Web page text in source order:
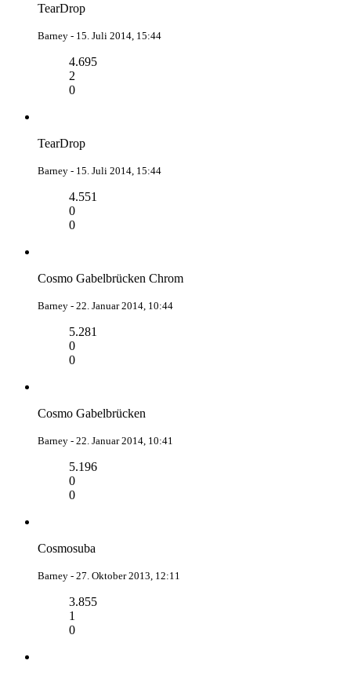
TearDrop
Barney - 15. Juli 2014, 15:44
4.695
2
0
TearDrop
Barney - 15. Juli 2014, 15:44
4.551
0
0
Cosmo Gabelbrücken Chrom
Barney - 22. Januar 2014, 10:44
5.281
0
0
Cosmo Gabelbrücken
Barney - 22. Januar 2014, 10:41
5.196
0
0
Cosmosuba
Barney - 27. Oktober 2013, 12:11
3.855
1
0